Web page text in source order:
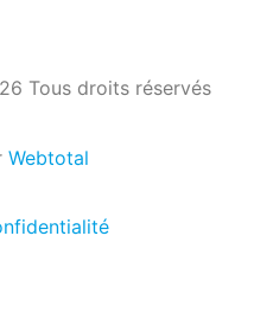
Tous droits réservés
Webtotal